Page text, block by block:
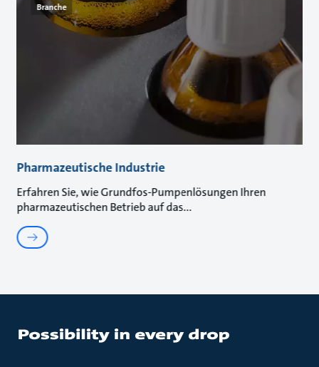
Branche
Pharmazeutische Industrie
Erfahren Sie, wie Grundfos-Pumpenlösungen Ihren
pharmazeutischen Betrieb auf das